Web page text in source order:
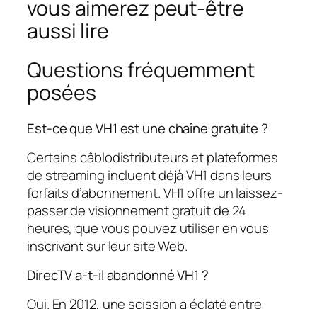
vous aimerez peut-être
aussi lire
Questions fréquemment
posées
Est-ce que VH1 est une chaîne gratuite ?
Certains câblodistributeurs et plateformes
de streaming incluent déjà VH1 dans leurs
forfaits d’abonnement. VH1 offre un laissez-
passer de visionnement gratuit de 24
heures, que vous pouvez utiliser en vous
inscrivant sur leur site Web.
DirecTV a-t-il abandonné VH1 ?
Oui. En 2012, une scission a éclaté entre